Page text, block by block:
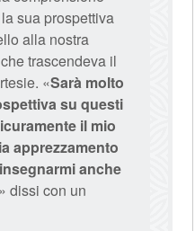
sua prospettiva
alla nostra
trascendeva il
«Sarà molto
su questi
il mio
apprezzamento
anche
» dissi con un